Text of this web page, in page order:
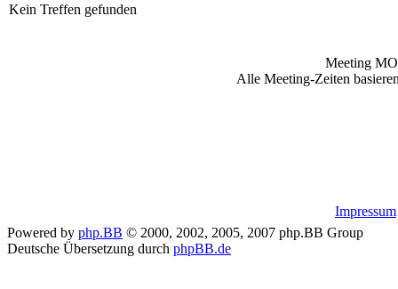
Kein Treffen gefunden
Meeting
Alle Meeting-Zeiten
Impressum
Powered by php.BB © 2000, 2002, 2005, 2007 php.BB Group
Deutsche Übersetzung durch phpBB.de